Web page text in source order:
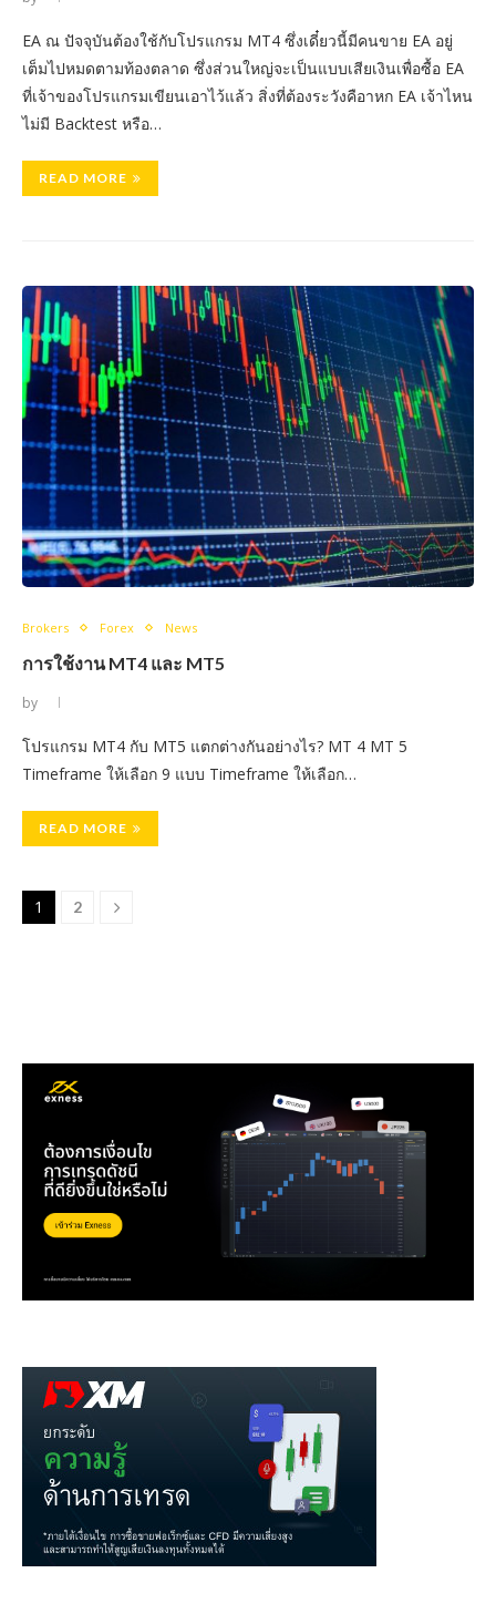
EA ณ ปัจจุบันต้องใช้กับโปรแกรม MT4 ซึ่งเดี๋ยวนี้มีคนขาย EA อยู่
เต็มไปหมดตามท้องตลาด ซึ่งส่วนใหญ่จะเป็นแบบเสียเงินเพื่อซื้อ EA
ที่เจ้าของโปรแกรมเขียนเอาไว้แล้ว สิ่งที่ต้องระวังคือาหก EA เจ้าไหน
ไม่มี Backtest หรือ…
READ MORE
Brokers Forex News
การใช้งาน MT4 และ MT5
by
โปรแกรม MT4 กับ MT5 แตกต่างกันอย่างไร? MT 4 MT 5
Timeframe ให้เลือก 9 แบบ Timeframe ให้เลือก…
READ MORE
1 2